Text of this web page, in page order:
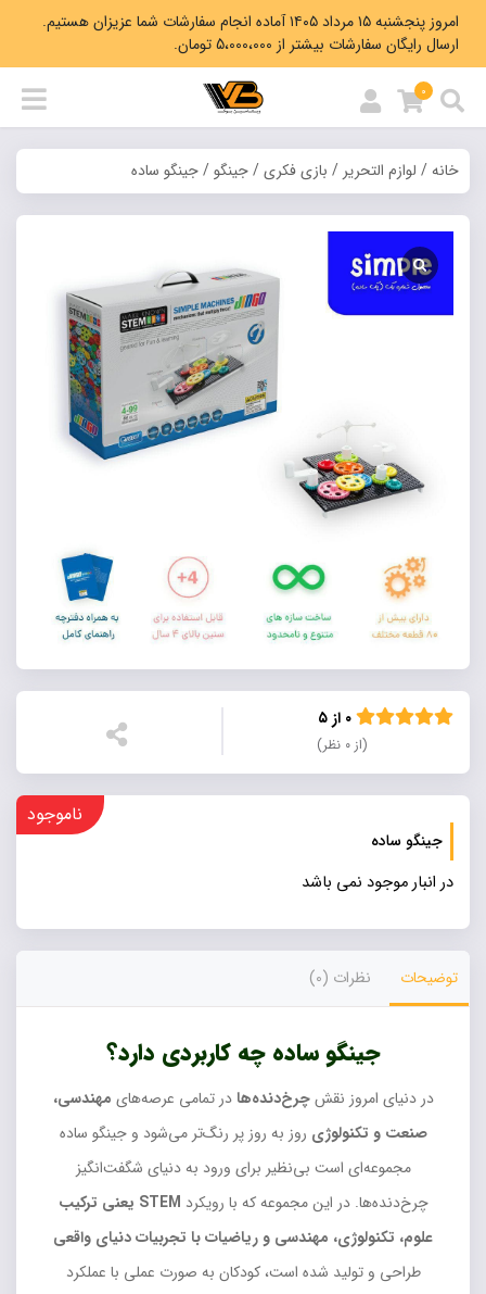
امروز پنجشنبه ۱۵ مرداد ۱۴۰۵ آماده انجام سفارشات شما عزیزان هستیم.
ارسال رایگان سفارشات بیشتر از 5،000،000 تومان.
0
خانه/ لوازم التحریر / بازی فکری/جینگو/ جینگو ساده
(از ۰ نظر)
جینگو ساده
ناموجود
در انبار موجود نمی باشد
توضیحات نظرات (0)
جینگو ساده چه کاربردی دارد؟
در دنیای امروز نقشچرخ‌دنده‌هادر تمامی عرصه‌های مهندسی،
صنعت و تکنولوژی روز به روز پر رنگ‌تر می‌شود و جینگو ساده
مجموعه‌ای است بی‌نظیر برای ورود به دنیای شگفت‌انگیز
چرخ‌دنده‌ها. در این مجموعه که با رویکرد
STEM یعنی ترکیب
علوم، تکنولوژی، مهندسی و ریاضیات با تجربیات دنیای واقعی
طراحی و تولید شده است، کودکان به صورت عملی با عملکرد